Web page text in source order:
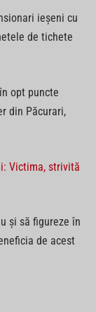
ieșeni cu
de tichete
opt puncte
din Păcurari,
Victima, strivită
și să figureze în
de acest